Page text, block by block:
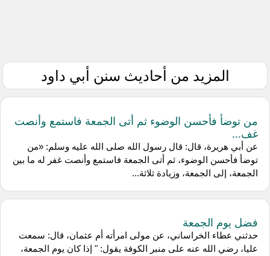
المزيد من أحاديث سنن أبي داود
من توضأ فأحسن الوضوء ثم أتى الجمعة فاستمع وأنصت
غف...
عن أبي هريرة، قال: قال رسول الله صلى الله عليه وسلم: «من
توضأ فأحسن الوضوء، ثم أتى الجمعة فاستمع وأنصت غفر له ما بين
الجمعة، إلى الجمعة، وزيادة ثلاثة...
فضل يوم الجمعة
حدثني عطاء الخراساني، عن مولى امرأته أم عثمان، قال: سمعت
عليا، رضي الله عنه على منبر الكوفة يقول: " إذا كان يوم الجمعة،